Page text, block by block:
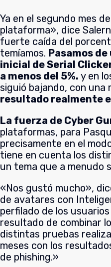
Ya en el segundo mes
plataforma», dice
fuerte caída del
temíamos. Pasamos
inicial de Serial
a menos del 5%. y en
siguió bajando, con una
resultado realmente
La fuerza de Cyber
plataformas, para
precisamente en el
tiene en cuenta los
un tema que a menudo
«Nos gustó mucho»,
de avatares con
perfilado de los
resultado de combinar
distintas pruebas
meses con los
de phishing.»